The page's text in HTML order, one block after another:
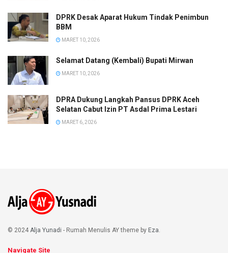
DPRK Desak Aparat Hukum Tindak Penimbun
BBM
MARET 10, 2026
Selamat Datang (Kembali) Bupati Mirwan
MARET 10, 2026
DPRA Dukung Langkah Pansus DPRK Aceh
Selatan Cabut Izin PT Asdal Prima Lestari
MARET 6, 2026
© 2024 Alja Yunadi - Rumah Menulis AY theme by Eza.
Navigate Site